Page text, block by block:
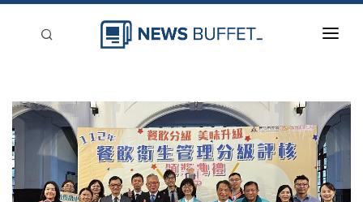
新聞稿分類
登入
刊登